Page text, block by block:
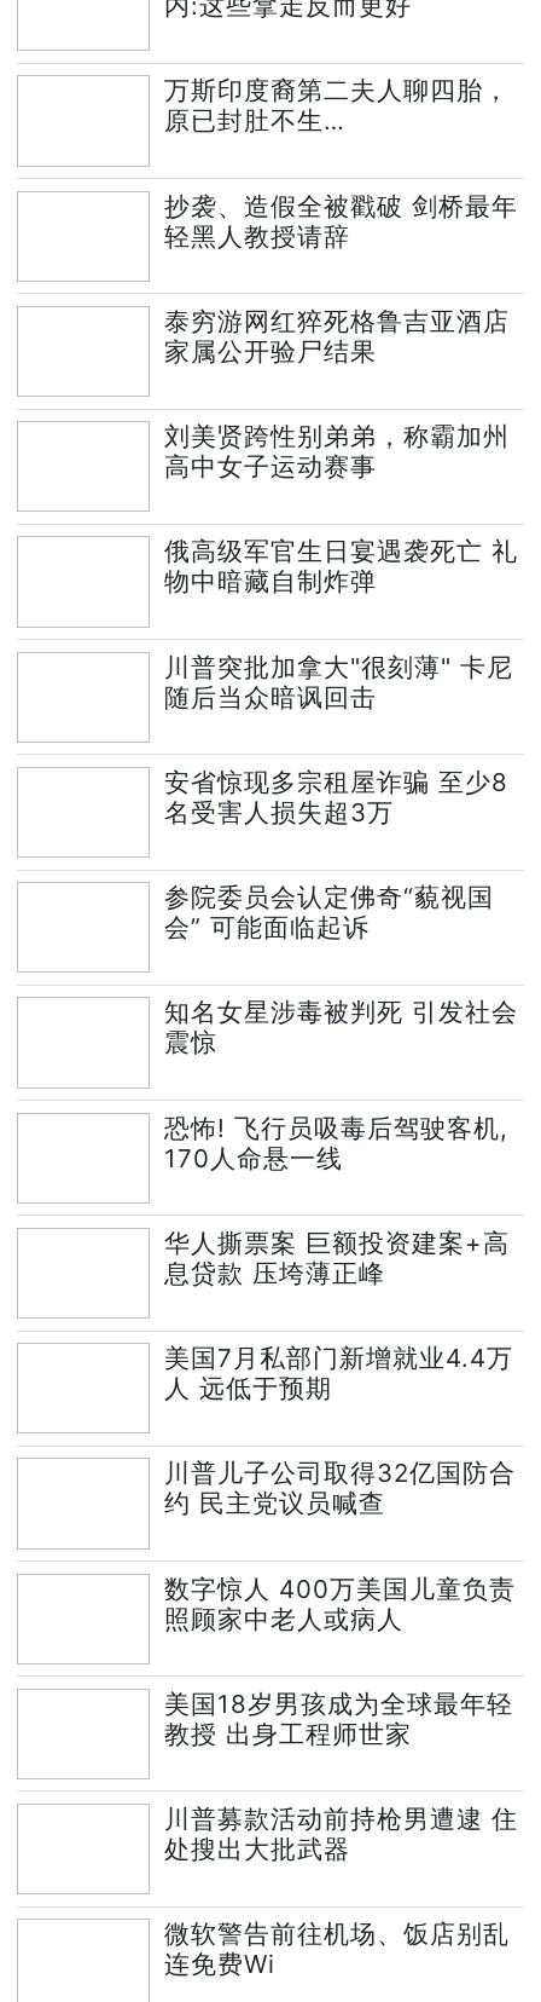
万斯印度裔第二夫人聊四胎，
原已封肚不生…
抄袭、造假全被戳破 剑桥最年
轻黑人教授请辞
泰穷游网红猝死格鲁吉亚酒店
家属公开验尸结果
刘美贤跨性别弟弟，称霸加州
高中女子运动赛事
俄高级军官生日宴遇袭死亡 礼
物中暗藏自制炸弹
川普突批加拿大"很刻薄" 卡尼
随后当众暗讽回击
安省惊现多宗租屋诈骗 至少8
名受害人损失超3万
参院委员会认定佛奇“藐视国
会” 可能面临起诉
知名女星涉毒被判死 引发社会
震惊
恐怖! 飞行员吸毒后驾驶客机,
170人命悬一线
华人撕票案 巨额投资建案+高
息贷款 压垮薄正峰
美国7月私部门新增就业4.4万
人 远低于预期
川普儿子公司取得32亿国防合
约 民主党议员喊查
数字惊人 400万美国儿童负责
照顾家中老人或病人
美国18岁男孩成为全球最年轻
教授 出身工程师世家
川普募款活动前持枪男遭逮 住
处搜出大批武器
微软警告前往机场、饭店别乱
连免费Wi